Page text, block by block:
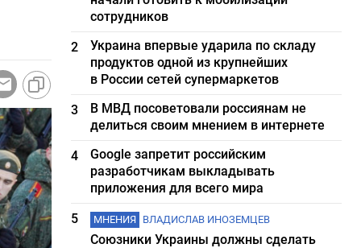
сотрудников
2
Украина впервые ударила по складу
продуктов одной из крупнейших
в России сетей супермаркетов
3
В МВД посоветовали россиянам не
делиться своим мнением в интернете
4
Google запретит российским
разработчикам выкладывать
приложения для всего мира
5
МНЕНИЯ ВЛАДИСЛАВ ИНОЗЕМЦЕВ
Союзники Украины должны сделать